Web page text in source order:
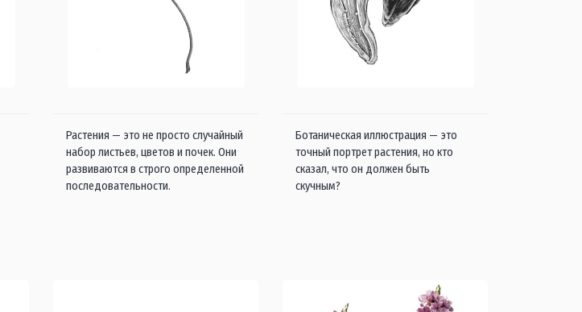
Растения — это не просто случайный
набор листьев, цветов и почек. Они
развиваются в строго определенной
последовательности.
Ботаническая иллюстрация — это
точный портрет растения, но кто
сказал, что он должен быть
скучным?